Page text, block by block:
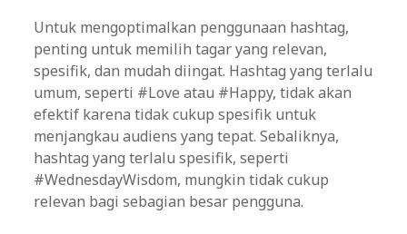
Untuk mengoptimalkan penggunaan hashtag,
penting untuk memilih tagar yang relevan,
spesifik, dan mudah diingat. Hashtag yang terlalu
umum, seperti #Love atau #Happy, tidak akan
efektif karena tidak cukup spesifik untuk
menjangkau audiens yang tepat. Sebaliknya,
hashtag yang terlalu spesifik, seperti
#WednesdayWisdom, mungkin tidak cukup
relevan bagi sebagian besar pengguna.